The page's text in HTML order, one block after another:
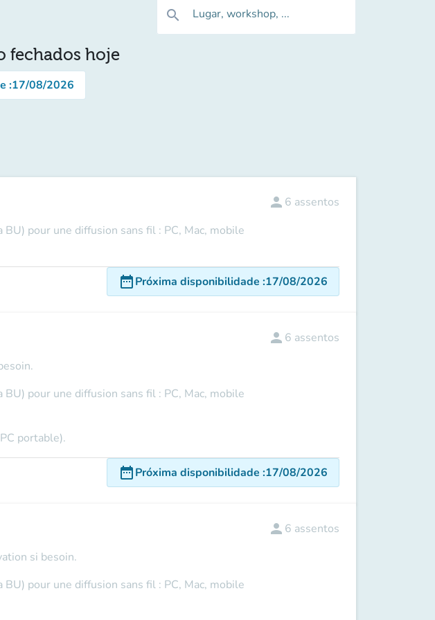
search Lugar, workshop, ...
fechados hoje
:17/08/2026
pour une diffusion sans fil : PC, Mac, mobile
person 6 assentos
date_rangePróxima disponibilidade :17/08/2026
pour une diffusion sans fil : PC, Mac, mobile
portable).
person 6 assentos
date_rangePróxima disponibilidade :17/08/2026
si besoin.
pour une diffusion sans fil : PC, Mac, mobile
person 6 assentos